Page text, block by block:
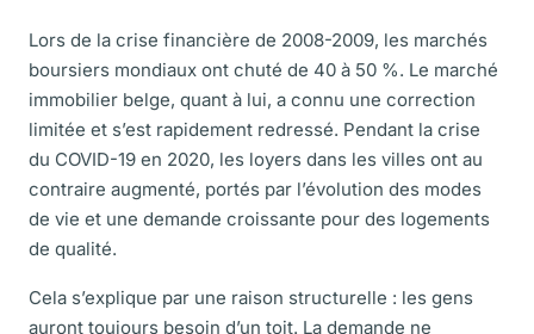
Lors de la crise financière de 2008-2009, les marchés
boursiers mondiaux ont chuté de 40 à 50 %. Le marché
immobilier belge, quant à lui, a connu une correction
limitée et s’est rapidement redressé. Pendant la crise
du COVID-19 en 2020, les loyers dans les villes ont au
contraire augmenté, portés par l’évolution des modes
de vie et une demande croissante pour des logements
de qualité.
Cela s’explique par une raison structurelle : les gens
auront toujours besoin d’un toit. La demande ne